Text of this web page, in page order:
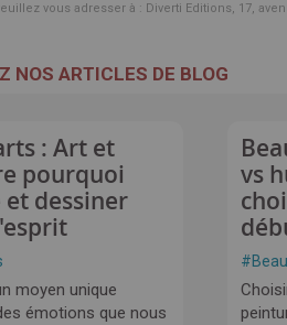
vous adresser à : Diverti Editions, 17,
NOS ARTICLES DE BLOG
: Art et
pourquoi
dessiner
moyen unique
émotions que nous
vs
#